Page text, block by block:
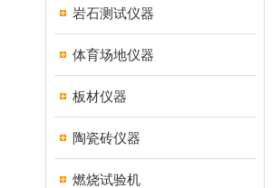
岩石测试仪器
体育场地仪器
板材仪器
陶瓷砖仪器
燃烧试验机